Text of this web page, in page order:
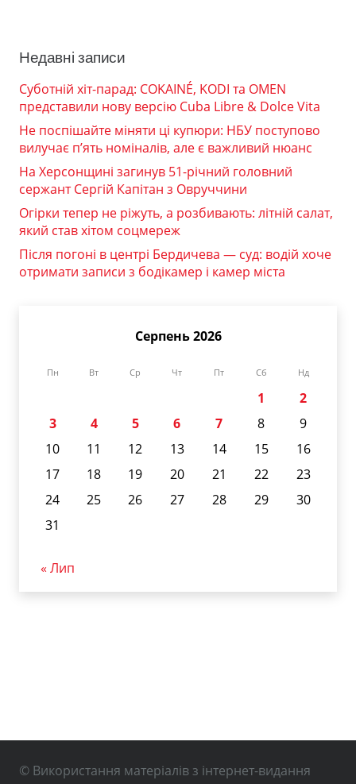
Недавні записи
Суботній хіт-парад: COKAINÉ, KODI та OMEN
представили нову версію Cuba Libre & Dolce Vita
Не поспішайте міняти ці купюри: НБУ поступово
вилучає п’ять номіналів, але є важливий нюанс
На Херсонщині загинув 51-річний головний
сержант Сергій Капітан з Овруччини
Огірки тепер не ріжуть, а розбивають: літній салат,
який став хітом соцмереж
Після погоні в центрі Бердичева — суд: водій хоче
отримати записи з бодікамер і камер міста
Серпень 2026
Пн Вт Ср Чт Пт Сб Нд
1
2
3
4 5 6 7 8
9
10
11 12 13 14 15
16
17
18 19 20 21 22
23
24
25 26 27 28 29
30
31
« Лип
© Використання матеріалів з інтернет-видання